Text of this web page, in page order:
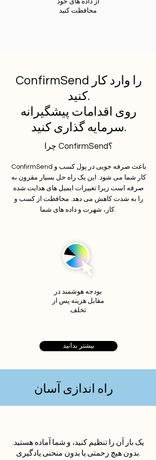
از داده های خود
محافظت کنید
ConfirmSend را وارد کار
کنید.
روی اقدامات پیشگیرانه
سرمایه گذاری کنید.
چرا ConfirmSend؟
ConfirmSend باعث صرفه جویی در پول کسب و
کار شما می شود. این یک راه حل بسیار مقرون به
صرفه است زیرا تغییرات ایمیل های هدایت شده
را به شدت کاهش می دهد. محافظت از کسب و
کار، شهرت و داده های شما.
بودجه هوشمند در
مقابل هزینه پس از
تخلف
بیشتر بدانید
راه اندازی آسان
یک بار آن را تنظیم کنید، و شما آماده هستید.